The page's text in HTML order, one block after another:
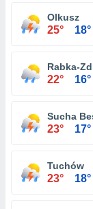
Olkusz
25° 18°
Rabka-
22° 16°
Sucha
23° 17°
Tuchów
23° 18°